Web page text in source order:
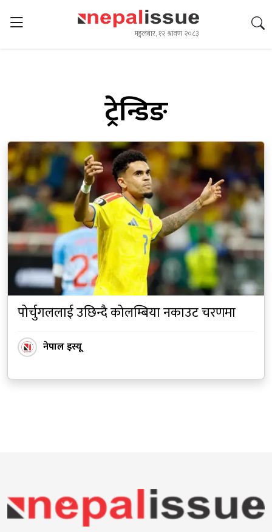
मङ्गलबार, १२ श्रावण २०८३
ट्रेन्डिङ
पोर्चुगललाई उछिन्दै कोलम्बिया नकाउट चरणमा
नेपाल इस्यू